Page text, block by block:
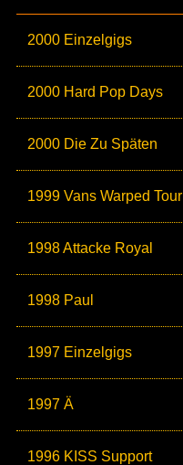
2000 Einzelgigs
2000 Hard Pop Days
2000 Die Zu Späten
1999 Vans Warped Tour
1998 Attacke Royal
1998 Paul
1997 Einzelgigs
1997 Ä
1996 KISS Support